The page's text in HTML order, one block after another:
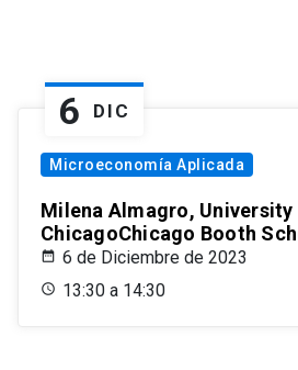
6 DIC
Microeconomía Aplicada
Milena Almagro,
ChicagoChicago Booth
6 de Diciembre de 2023
13:30 a 14:30